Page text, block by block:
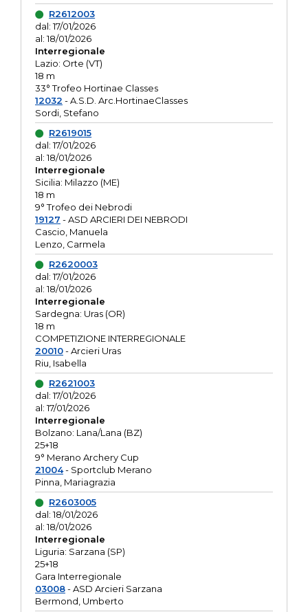
R2612003
dal: 17/01/2026
al: 18/01/2026
Interregionale
Lazio: Orte (VT)
18 m
33° Trofeo Hortinae Classes
12032 - A.S.D. Arc.HortinaeClasses
Sordi, Stefano
R2619015
dal: 17/01/2026
al: 18/01/2026
Interregionale
Sicilia: Milazzo (ME)
18 m
9° Trofeo dei Nebrodi
19127 - ASD ARCIERI DEI NEBRODI
Cascio, Manuela
Lenzo, Carmela
R2620003
dal: 17/01/2026
al: 18/01/2026
Interregionale
Sardegna: Uras (OR)
18 m
COMPETIZIONE INTERREGIONALE
20010- Arcieri Uras
Riu, Isabella
R2621003
dal: 17/01/2026
al: 17/01/2026
Interregionale
Bolzano: Lana/Lana (BZ)
25+18
9° Merano Archery Cup
21004- Sportclub Merano
Pinna, Mariagrazia
R2603005
dal: 18/01/2026
al: 18/01/2026
Interregionale
Liguria: Sarzana (SP)
25+18
Gara Interregionale
03008- ASD Arcieri Sarzana
Bermond, Umberto